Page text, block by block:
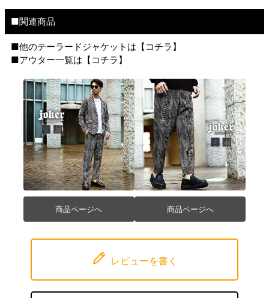
■関連商品
■他のテーラードジャケットは【 コチラ 】
■アウター一覧は【 コチラ 】
商品ページへ 商品ページへ
レビューを書く